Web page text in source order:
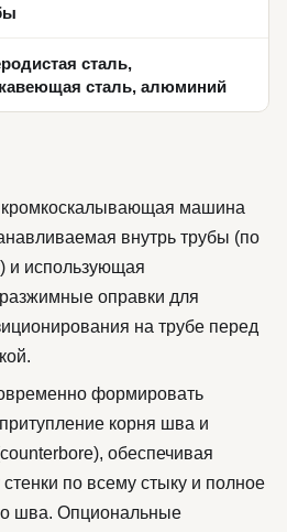
сталь,
сталь, алюминий
машина
внутрь трубы (по
и использующая
оправки для
на трубе перед
формировать
корня шва и
обеспечивая
по всему стыку и полное
шва. Опциональные